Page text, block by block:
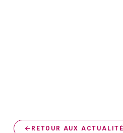
RETOUR AUX